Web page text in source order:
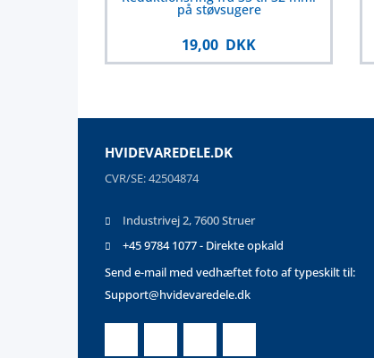
på støvsugere
19,00 DKK
HVIDEVAREDELE.DK
CVR/SE: 42504874
Industrivej 2, 7600 Struer
+45 9784 1077 - Direkte opkald
Send e-mail med vedhæftet foto af typeskilt til:
Support@hvidevaredele.dk